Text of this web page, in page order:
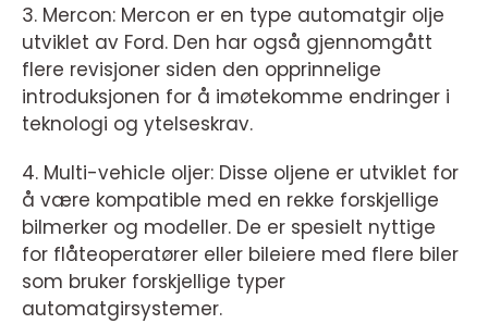
3. Mercon: Mercon er en type automatgir olje
utviklet av Ford. Den har også gjennomgått
flere revisjoner siden den opprinnelige
introduksjonen for å imøtekomme endringer i
teknologi og ytelseskrav.
4. Multi-vehicle oljer: Disse oljene er utviklet for
å være kompatible med en rekke forskjellige
bilmerker og modeller. De er spesielt nyttige
for flåteoperatører eller bileiere med flere biler
som bruker forskjellige typer
automatgirsystemer.